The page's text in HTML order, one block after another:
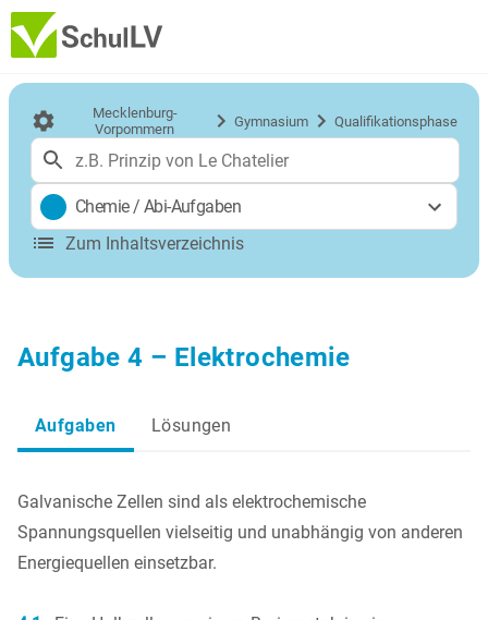
Mecklenburg-
Vorpommern
Gymnasium Qualifikationsphase
Chemie/ Abi-Aufgaben
Zum Inhaltsverzeichnis
Aufgabe 4 – Elektrochemie
Aufgaben Lösungen
Galvanische Zellen sind als elektrochemische
Spannungsquellen vielseitig und unabhängig von anderen
Energiequellen einsetzbar.